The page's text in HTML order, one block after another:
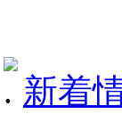
新着